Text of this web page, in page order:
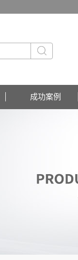
成功案例